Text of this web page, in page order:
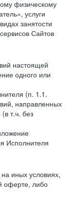
физическому
услуги
занятости
Сайтов
настоящей
одного или
(п. 1.1.
направленных
т.ч. без
Исполнителя
иных условиях,
оферте, либо